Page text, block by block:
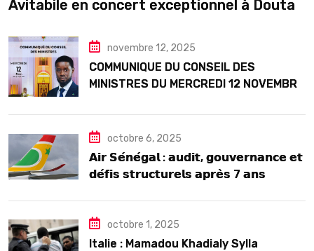
Avitabile en concert exceptionnel à Douta
novembre 12, 2025
COMMUNIQUE DU CONSEIL DES
MINISTRES DU MERCREDI 12 NOVEMBRE
octobre 6, 2025
𝗔𝗶𝗿 𝗦𝗲́𝗻𝗲́𝗴𝗮𝗹 : 𝗮𝘂𝗱𝗶𝘁, 𝗴𝗼𝘂𝘃𝗲𝗿𝗻𝗮𝗻𝗰𝗲 𝗲𝘁
𝗱𝗲́𝗳𝗶𝘀 𝘀𝘁𝗿𝘂𝗰𝘁𝘂𝗿𝗲𝗹𝘀 𝗮𝗽𝗿𝗲̀𝘀 7 𝗮𝗻𝘀
octobre 1, 2025
Italie : Mamadou Khadialy Sylla